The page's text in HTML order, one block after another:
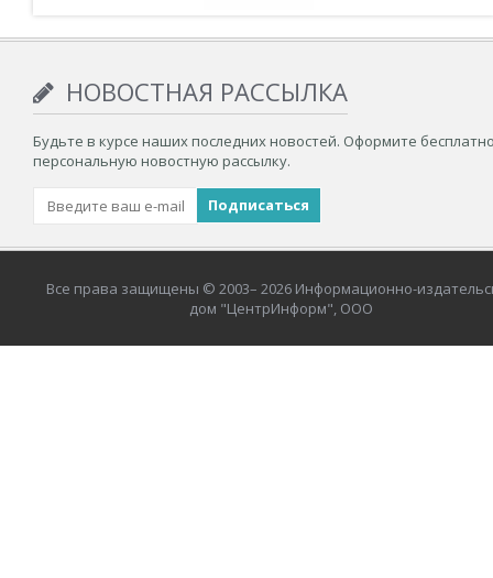
НОВОСТНАЯ РАССЫЛКА
Будьте в курсе наших последних новостей. Оформите
персональную новостную рассылку.
Все права защищены © 2003– 2026 Информационно-
дом "ЦентрИнформ", ООО